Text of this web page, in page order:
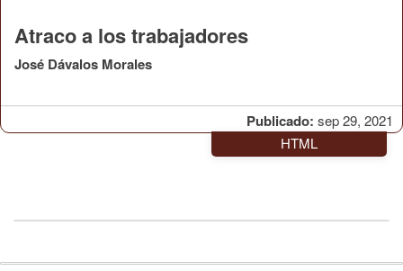
Publicado: sep 29, 2021
Atraco a los trabajadores
José Dávalos Morales
HTML